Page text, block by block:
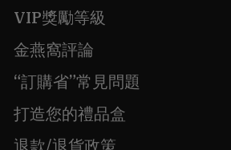
VIP獎勵等級
金燕窩評論
“訂購省”常見問題
打造您的禮品盒
退款/退貨政策